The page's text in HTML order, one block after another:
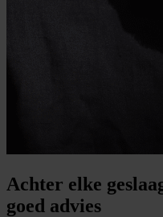
Achter elke
goed advies